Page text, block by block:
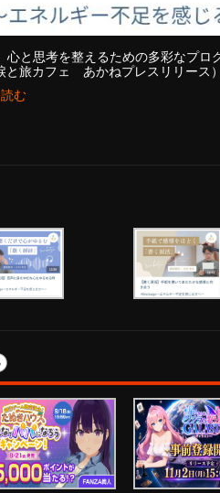
心と思考を整えるための多彩なプロ
と旅カフェ あかねプレスリリース
む